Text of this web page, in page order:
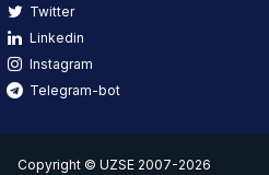
Twitter
Linkedin
Instagram
Telegram-bot
Copyright © UZSE 2007-2026